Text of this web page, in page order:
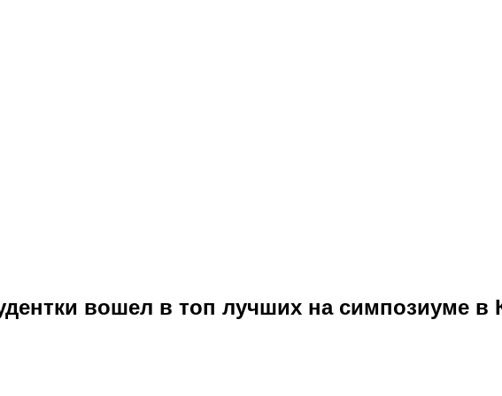
вошел в топ лучших на симпозиуме в